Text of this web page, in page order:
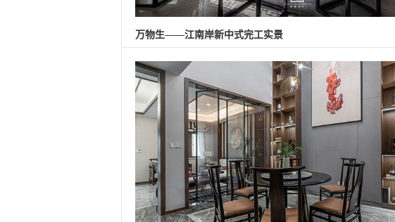
万物生——江南岸新中式完工实景